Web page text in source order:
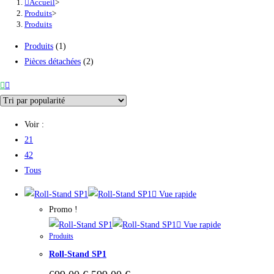
Accueil>
Produits>
Produits
Produits 1 1
produit
Pièces détachées 22
Voir :
21
42
Tous
Vue rapide
Promo !
Vue rapide
Produits
Roll-Stand SP1